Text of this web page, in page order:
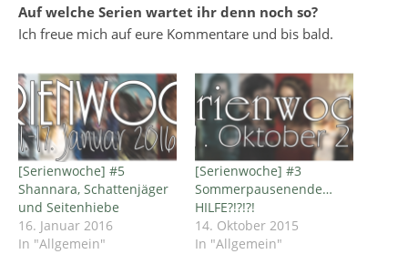
Auf welche Serien wartet ihr denn noch so?
Ich freue mich auf eure Kommentare und bis bald.
[Serienwoche] #5
Shannara, Schattenjäger
und Seitenhiebe
16. Januar 2016
In "Allgemein"
[Serienwoche] #3
Sommerpausenende…
HILFE?!?!?!
14. Oktober 2015
In "Allgemein"